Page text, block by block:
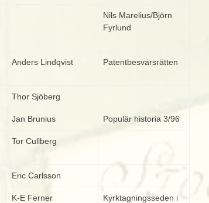
Nils Marelius/Björn
Fyrlund
Anders Lindqvist Patentbesvärsrätten
Thor Sjöberg
Jan Brunius Populär historia 3/96
Tor Cullberg
Eric Carlsson
K-E Ferner
Kyrktagningsseden i